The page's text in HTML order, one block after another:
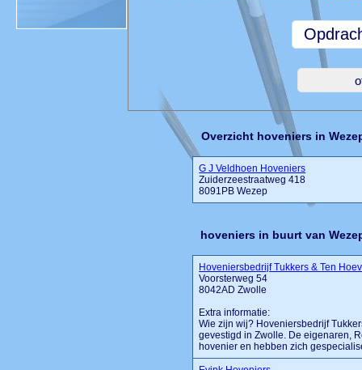
Overzicht hoveniers in
G J Veldhoen Hoveniers
Zuiderzeestraatweg 418
8091PB Wezep
hoveniers in buurt van
Hoveniersbedrijf Tukkers & Ten
Voorsterweg 54
8042AD Zwolle
Extra informatie:
Wie zijn wij? Hoveniersbedrijf
gevestigd in Zwolle. De eigenaren,
hovenier en hebben zich